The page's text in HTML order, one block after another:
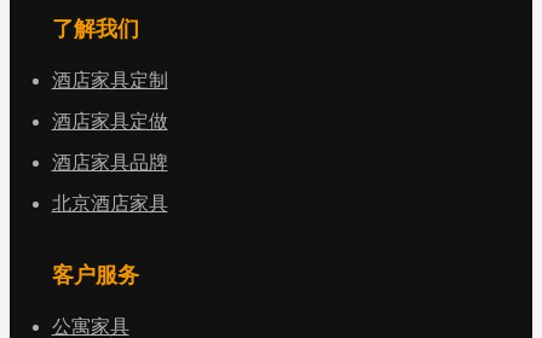
了解我们
酒店家具定制
酒店家具定做
酒店家具品牌
北京酒店家具
客户服务
公寓家具